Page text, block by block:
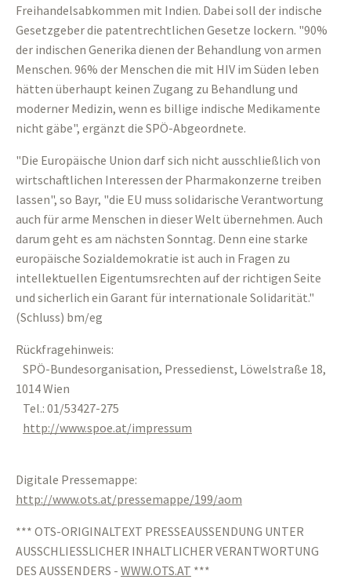
Freihandelsabkommen mit Indien. Dabei soll der indische
Gesetzgeber die patentrechtlichen Gesetze lockern. "90%
der indischen Generika dienen der Behandlung von armen
Menschen. 96% der Menschen die mit HIV im Süden leben
hätten überhaupt keinen Zugang zu Behandlung und
moderner Medizin, wenn es billige indische Medikamente
nicht gäbe", ergänzt die SPÖ-Abgeordnete.
"Die Europäische Union darf sich nicht ausschließlich von
wirtschaftlichen Interessen der Pharmakonzerne treiben
lassen", so Bayr, "die EU muss solidarische Verantwortung
auch für arme Menschen in dieser Welt übernehmen. Auch
darum geht es am nächsten Sonntag. Denn eine starke
europäische Sozialdemokratie ist auch in Fragen zu
intellektuellen Eigentumsrechten auf der richtigen Seite
und sicherlich ein Garant für internationale Solidarität."
(Schluss) bm/eg
Rückfragehinweis:
SPÖ-Bundesorganisation, Pressedienst, Löwelstraße 18,
1014 Wien
Tel.: 01/53427-275
http://www.spoe.at/impressum
Digitale Pressemappe:
http://www.ots.at/pressemappe/199/aom
*** OTS-ORIGINALTEXT PRESSEAUSSENDUNG UNTER
AUSSCHLIESSLICHER INHALTLICHER VERANTWORTUNG
DES AUSSENDERS - WWW.OTS.AT ***